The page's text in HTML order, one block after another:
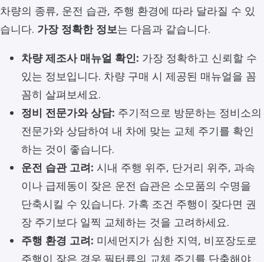
차량의 종류, 운전 습관, 주행 환경에 따라 달라질 수 있
습니다. 가장 정확한 정보는 다음과 같습니다.
차량 제조사 매뉴얼 확인: 가장 정확하고 신뢰할 수
있는 정보입니다. 차량 구매 시 제공된 매뉴얼을 꼼
꼼히 살펴보세요.
정비 전문가와 상담: 주기적으로 방문하는 정비소의
전문가와 상담하여 내 차에 맞는 교체 주기를 확인
하는 것이 좋습니다.
운전 습관 고려: 시내 주행 위주, 단거리 위주, 과속
이나 급제동이 잦은 운전 습관은 소모품의 수명을
단축시킬 수 있습니다. 가혹 조건 주행이 잦다면 권
장 주기보다 일찍 교체하는 것을 고려하세요.
주행 환경 고려: 미세먼지가 심한 지역, 비포장도로
주행이 잦은 경우 필터류의 교체 주기를 단축해야